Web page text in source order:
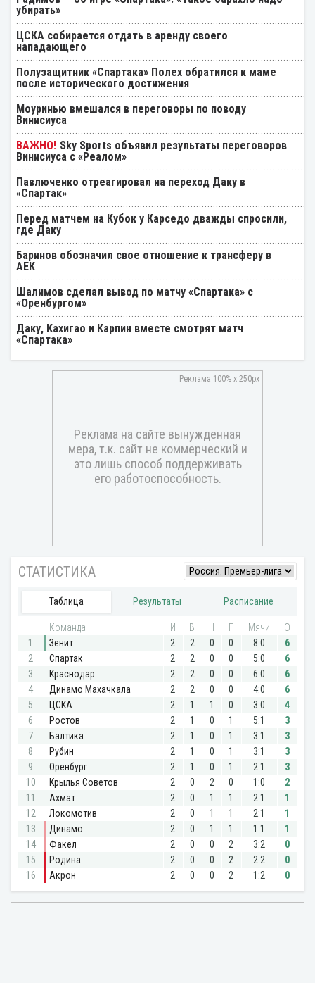
убирать»
ЦСКА собирается отдать в аренду своего
нападающего
Полузащитник «Спартака» Полех обратился к маме
после исторического достижения
Моуринью вмешался в переговоры по поводу
Винисиуса
Sky Sports объявил результаты переговоров
Винисиуса с «Реалом»
Павлюченко отреагировал на переход Даку в
«Спартак»
Перед матчем на Кубок у Карседо дважды спросили,
где Даку
Баринов обозначил свое отношение к трансферу в
АЕК
Шалимов сделал вывод по матчу «Спартака» с
«Оренбургом»
Даку, Кахигао и Карпин вместе смотрят матч
«Спартака»